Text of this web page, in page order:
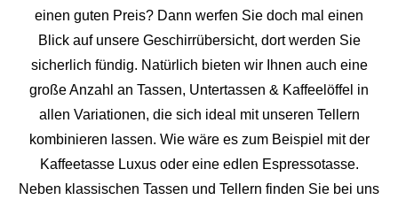
einen guten Preis? Dann werfen Sie doch mal einen
Blick auf unsere Geschirrübersicht, dort werden Sie
sicherlich fündig. Natürlich bieten wir Ihnen auch eine
große Anzahl an Tassen, Untertassen & Kaffeelöffel in
allen Variationen, die sich ideal mit unseren Tellern
kombinieren lassen. Wie wäre es zum Beispiel mit der
Kaffeetasse Luxus oder eine edlen Espressotasse.
Neben klassischen Tassen und Tellern finden Sie bei uns